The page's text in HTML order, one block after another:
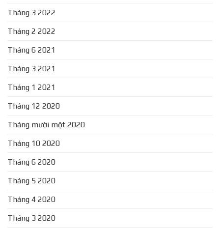
Tháng 3 2022
Tháng 2 2022
Tháng 6 2021
Tháng 3 2021
Tháng 1 2021
Tháng 12 2020
Tháng mười một 2020
Tháng 10 2020
Tháng 6 2020
Tháng 5 2020
Tháng 4 2020
Tháng 3 2020